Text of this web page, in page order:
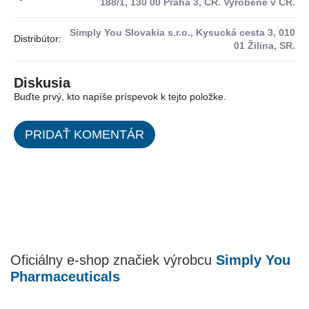
188/1, 130 00 Praha 3, ČR. Vyrobené v ČR.
Distribútor:
Simply You Slovakia s.r.o., Kysucká cesta 3, 010
01 Žilina, SR.
Diskusia
Buďte prvý, kto napíše príspevok k tejto položke.
PRIDAŤ KOMENTÁR
Oficiálny e-shop značiek výrobcu Simply You
Pharmaceuticals